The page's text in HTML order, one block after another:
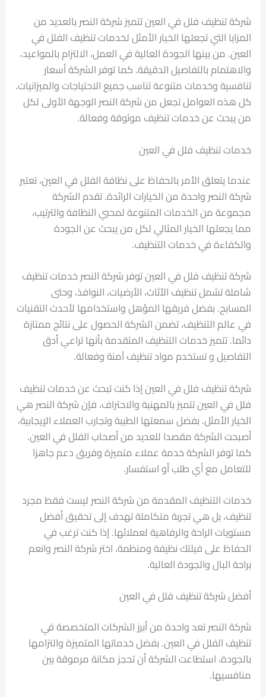
شركة تنظيف فلل في العين تتميز شركة النصر بالعديد من
المزايا التي تجعلها الخيار الأمثل لخدمات تنظيف الفلل في
العين. من بينها الجودة العالية في العمل، الالتزام بالمواعيد،
والاهتمام بالتفاصيل الدقيقة. كما توفر الشركة أسعار
تنافسية وخدمات متنوعة تناسب جميع الاحتياجات والميزانيات.
كل هذه العوامل تجعل من شركة النصر الوجهة الأولى لكل
من يبحث عن خدمات تنظيف موثوقة وفعالة.
خدمات تنظيف فلل في العين
عندما يتعلق الأمر بالحفاظ على نظافة الفلل في العين، تعتبر
شركة النصر واحدة من الخيارات الرائدة. تقدم الشركة
مجموعة من الخدمات المتنوعة لمحبي النظافة والترتيب،
مما يجعلها الخيار المثالي لكل من يبحث عن الجودة
والكفاءة في خدمات التنظيف.
شركة تنظيف فلل في العين توفر شركة النصر خدمات تنظيف
شاملة تشمل تنظيف الأثاث، الأرضيات، النوافذ، وحتى
المسابح. بفضل فريقها المؤهل واستخدامها لأحدث التقنيات
في عالم التنظيف، تضمن الشركة الحصول على نتائج ممتازة
دائما. تتميز خدمات التنظيف المتقدمة بأنها تراعي أدق
التفاصيل و تستخدم مواد تنظيف آمنة وفعالة.
شركة تنظيف فلل في العين إذا كنت تبحث عن خدمات تنظيف
فلل في العين تتميز بالمهنية والاحتراف، فإن شركة النصر هي
الخيار الأمثل. بفضل سمعتها الطيبة وتجارب العملاء الإيجابية،
أصبحت الشركة مقصدا للعديد من أصحاب الفلل في العين.
كما توفر الشركة خدمة عملاء متميزة وفريق دعم جاهزا
للتعامل مع أي طلب أو استفسار.
خدمات التنظيف المقدمة من شركة النصر ليست فقط مجرد
تنظيف، بل هي تجربة متكاملة تهدف إلى تحقيق أفضل
مستويات الراحة والرفاهية لعملائها. إذا كنت ترغب في
الحفاظ على فيلتك نظيفة ومنظمة، اختر شركة النصر وانعم
براحة البال والجودة العالية.
أفضل شركة تنظيف فلل في العين
شركة النصر تعد واحدة من أبرز الشركات المتخصصة في
تنظيف الفلل في العين. بفضل خدماتها المتميزة والتزامها
بالجودة، استطاعت الشركة أن تحجز مكانة مرموقة بين
منافسيها.